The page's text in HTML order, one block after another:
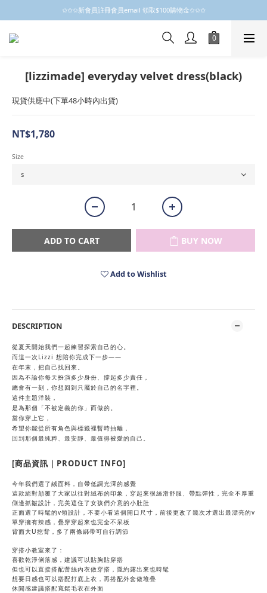
✩✩✩新會員註冊會員email 領取$100購物金✩✩✩
✩✩✩新會員註冊會員email 領取$100購物金✩✩✩
新會員制開跑摟，歡迎大家成為小粒子
[lizzimade] everyday velvet dress(black)
現貨供應中(下單48小時內出貨)
NT$1,780
Size
ADD TO CART BUY NOW
Add to Wishlist
DESCRIPTION
從夏天開始我們一起練習探索自己的心。
而這一次Lizzi 想陪你完成下一步——
在年末，把自己找回來。
因為不論你每天扮演多少身份、撐起多少責任，
總會有一刻，你想回到只屬於自己的名字裡。
這件主題洋裝，
是為那個「不被定義的你」而做的。
當你穿上它，
希望你能從所有角色與標籤裡暫時抽離，
回到那個最純粹、最安靜、最值得被愛的自己。
[商品資訊｜PRODUCT INFO]
今年我們選了絨面料，自帶低調光澤的感覺
這款絕對顛覆了大家以往對絨布的印象，穿起來很絲滑舒服、帶點彈性，完全不厚重
側邊抓皺設計，完美遮住了女孩們介意的小肚肚
正面選了時髦的v領設計，不要小看這個開口尺寸，前後更改了幾次才選出最漂亮的v
單穿擁有辣感，疊穿穿起來也完全不呆板
背面大U挖背，多了兩條綁帶可自行調節
穿搭小教室來了：
喜歡乾淨俐落感，建議可以貼胸貼穿搭
但也可以直接搭配蕾絲內衣做穿搭，隱約露出來也時髦
想要日感也可以搭配打底上衣，再搭配外套做堆疊
休閒感建議搭配寬鬆毛衣在外面